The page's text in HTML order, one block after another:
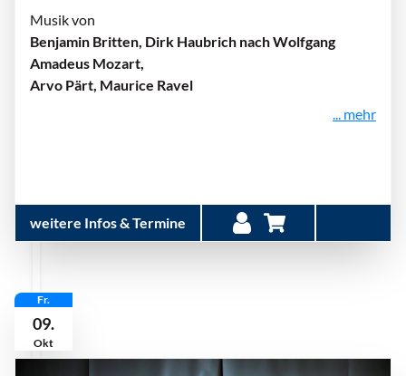
Musik von
Benjamin Britten, Dirk Haubrich nach Wolfgang
Amadeus Mozart,
Arvo Pärt, Maurice Ravel
... mehr
weitere Infos & Termine
Fr.
09.
Okt